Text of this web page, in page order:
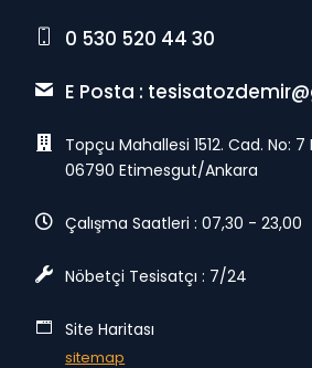
0 530 520 44 30
E Posta :
Topçu Mahallesi 1512. Cad. No: 7
06790 Etimesgut/Ankara
Çalışma Saatleri : 07,30 - 23,00
Nöbetçi Tesisatçı : 7/24
Site Haritası
sitemap